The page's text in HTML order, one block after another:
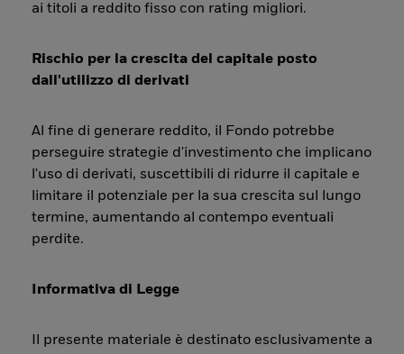
ai titoli a reddito fisso con rating migliori.
Rischio per la crescita del capitale posto
dall'utilizzo di derivati
Al fine di generare reddito, il Fondo potrebbe
perseguire strategie d'investimento che implicano
l'uso di derivati, suscettibili di ridurre il capitale e
limitare il potenziale per la sua crescita sul lungo
termine, aumentando al contempo eventuali
perdite.
Informativa di Legge
Il presente materiale è destinato esclusivamente a